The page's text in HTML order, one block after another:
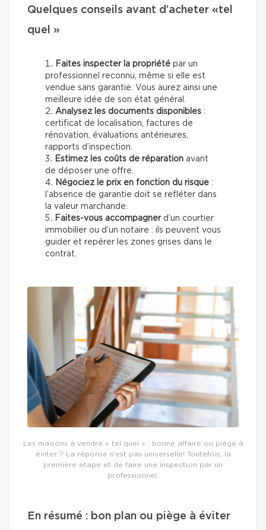
Quelques conseils avant d’acheter «tel
quel »
Faites inspecter la propriété par un
professionnel reconnu, même si elle est
vendue sans garantie. Vous aurez ainsi une
meilleure idée de son état général.
Analysez les documents disponibles :
certificat de localisation, factures de
rénovation, évaluations antérieures,
rapports d’inspection.
Estimez les coûts de réparation avant
de déposer une offre.
Négociez le prix en fonction du risque :
l’absence de garantie doit se refléter dans
la valeur marchande.
Faites-vous accompagnerd’un courtier
immobilier ou d’un notaire : ils peuvent vous
guider et repérer les zones grises dans le
contrat.
Les maisons à vendre « tel quel » : bonne affaire ou piège à
éviter ? La réponse n’est pas universelle! Toutefois, la
première étape et de faire une inspection par un
professionnel.
En résumé : bon plan ou piège à éviter